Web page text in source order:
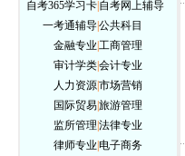
自考365学习卡| 自考网上辅导
一考通辅导|公共科目
金融专业 工商管理
审计学类|会计专业
人力资源|市场营销
国际贸易|旅游管理
监所管理 法律专业
律师专业 电子商务